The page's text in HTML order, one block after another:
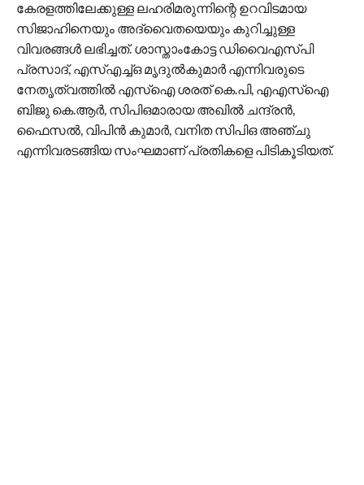
കേരളത്തിലേക്കുള്ള ലഹരിമരുന്നിന്റെ ഉറവിടമായ
സിജാഹിനെയും അദ്വൈതയെയും കുറിച്ചുള്ള
വിവരങ്ങൾ ലഭിച്ചത്. ശാസ്താംകോട്ട ഡിവൈഎസ്പി
പ്രസാദ്, എസ്എച്ച്ഒ മൃദുൽകുമാർ എന്നിവരുടെ
നേതൃത്വത്തിൽ എസ്ഐ ശരത് കെ.പി, എഎസ്ഐ
ബിജു കെ.ആർ, സിപിഒമാരായ അഖിൽ ചന്ദ്രൻ,
ഫൈസൽ, വിപിൻ കുമാർ, വനിത സിപിഒ അഞ്ചു
എന്നിവരടങ്ങിയ സംഘമാണ് പ്രതികളെ പിടികൂടിയത്.